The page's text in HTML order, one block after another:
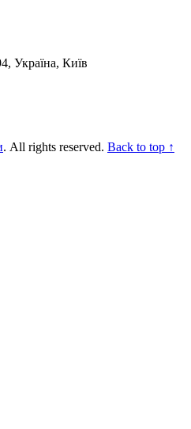
Україна, Київ
. All rights reserved. Back to top ↑